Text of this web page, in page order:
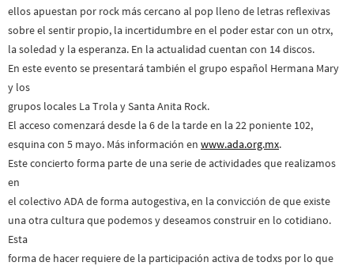
ellos apuestan por rock más cercano al pop lleno de letras reflexivas
sobre el sentir propio, la incertidumbre en el poder estar con un otrx,
la soledad y la esperanza. En la actualidad cuentan con 14 discos.
En este evento se presentará también el grupo español Hermana Mary
y los
grupos locales La Trola y Santa Anita Rock.
El acceso comenzará desde la 6 de la tarde en la 22 poniente 102,
esquina con 5 mayo. Más información en www.ada.org.mx.
Este concierto forma parte de una serie de actividades que realizamos
en
el colectivo ADA de forma autogestiva, en la convicción de que existe
una otra cultura que podemos y deseamos construir en lo cotidiano.
Esta
forma de hacer requiere de la participación activa de todxs por lo que